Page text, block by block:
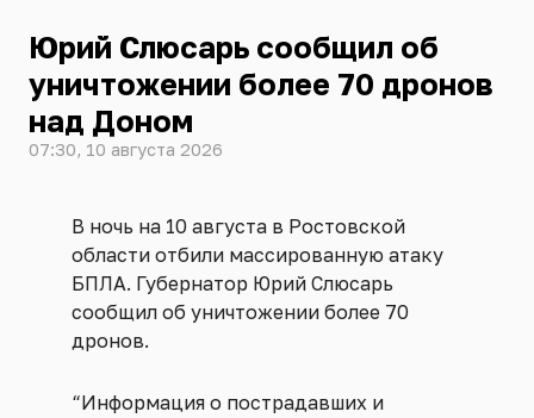
Юрий Слюсарь сообщил об
уничтожении более 70 дронов
над Доном
07:30, 10 августа 2026
В ночь на 10 августа в Ростовской
области отбили массированную атаку
БПЛА. Губернатор Юрий Слюсарь
сообщил об уничтожении более 70
дронов.
“Информация о пострадавших и